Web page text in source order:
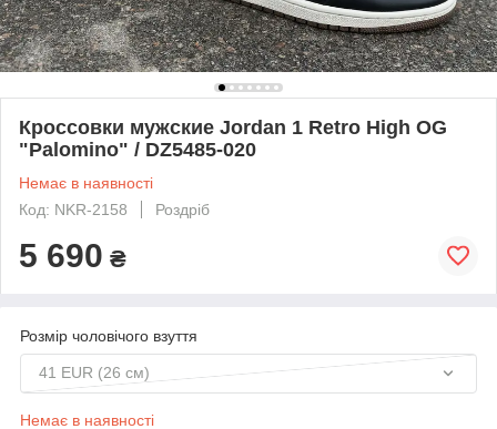
Кроссовки мужские Jordan 1 Retro High OG
"Palomino" / DZ5485-020
Немає в наявності
Код: NKR-2158
Роздріб
5 690 ₴
Розмір чоловічого взуття
41 EUR (26 см)
Немає в наявності